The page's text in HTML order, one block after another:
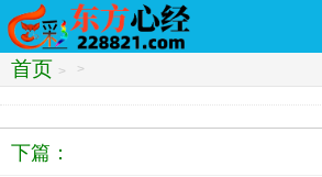
首页 > >
下篇：